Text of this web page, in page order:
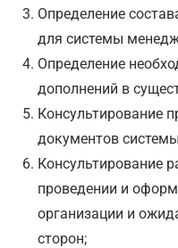
Определение
для системы
Определение
дополнений в
Консультирование
документов
Консультирование
проведении и
организации и
сторон;